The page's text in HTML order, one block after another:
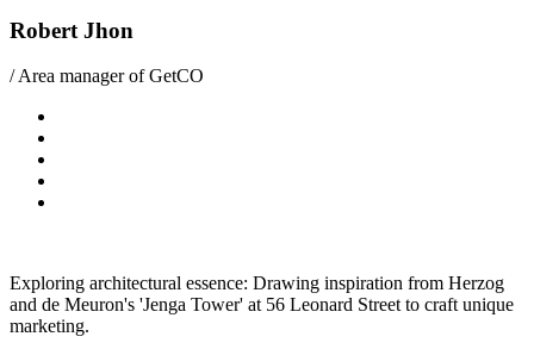
Robert Jhon
/ Area manager of GetCO
Exploring architectural essence: Drawing inspiration from Herzog
and de Meuron's 'Jenga Tower' at 56 Leonard Street to craft unique
marketing.